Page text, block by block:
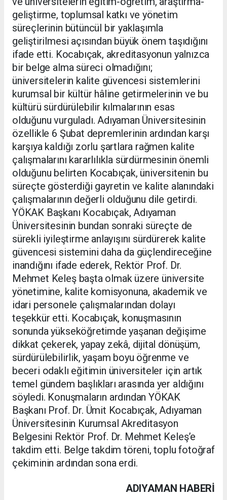
geliştirme, toplumsal katkı ve yönetim
süreçlerinin bütüncül bir yaklaşımla
geliştirilmesi açısından büyük önem taşıdığını
ifade etti. Kocabıçak, akreditasyonun yalnızca
bir belge alma süreci olmadığını;
üniversitelerin kalite güvencesi sistemlerini
kurumsal bir kültür hâline getirmelerinin ve bu
kültürü sürdürülebilir kılmalarının esas
olduğunu vurguladı. Adıyaman Üniversitesinin
özellikle 6 Şubat depremlerinin ardından karşı
karşıya kaldığı zorlu şartlara rağmen kalite
çalışmalarını kararlılıkla sürdürmesinin önemli
olduğunu belirten Kocabıçak, üniversitenin bu
süreçte gösterdiği gayretin ve kalite alanındaki
çalışmalarının değerli olduğunu dile getirdi.
YÖKAK Başkanı Kocabıçak, Adıyaman
Üniversitesinin bundan sonraki süreçte de
sürekli iyileştirme anlayışını sürdürerek kalite
güvencesi sistemini daha da güçlendireceğine
inandığını ifade ederek, Rektör Prof. Dr.
Mehmet Keleş başta olmak üzere üniversite
yönetimine, kalite komisyonuna, akademik ve
idari personele çalışmalarından dolayı
teşekkür etti. Kocabıçak, konuşmasının
sonunda yükseköğretimde yaşanan değişime
dikkat çekerek, yapay zekâ, dijital dönüşüm,
sürdürülebilirlik, yaşam boyu öğrenme ve
beceri odaklı eğitimin üniversiteler için artık
temel gündem başlıkları arasında yer aldığını
söyledi. Konuşmaların ardından YÖKAK
Başkanı Prof. Dr. Ümit Kocabıçak, Adıyaman
Üniversitesinin Kurumsal Akreditasyon
Belgesini Rektör Prof. Dr. Mehmet Keleş’e
takdim etti. Belge takdim töreni, toplu fotoğraf
çekiminin ardından sona erdi.
ADIYAMAN HABERİ